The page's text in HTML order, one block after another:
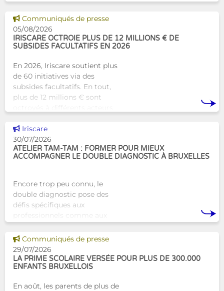
alternative innovante et
humaine aux structures
d’hébergement traditionnel
Voir cette news
Communiqués de presse
05/08/2026
IRISCARE OCTROIE PLUS DE 12 MILLIONS € DE
SUBSIDES FACULTATIFS EN 2026
En 2026, Iriscare soutient plus
de 60 initiatives via des
subsides facultatifs. En tout,
plus de 12 millions € sont
travail au serv
Voir cette news
Iriscare
30/07/2026
ATELIER TAM-TAM : FORMER POUR MIEUX
ACCOMPAGNER LE DOUBLE DIAGNOSTIC À BRUXELLES
Encore trop peu connu, le
double diagnostic pose des
défis spécifiques aux
professionnels comme aux
Tam-Tam apporte une réponse
concrète avec une formation
dest
Voir cette news
Communiqués de presse
29/07/2026
LA PRIME SCOLAIRE VERSÉE POUR PLUS DE 300.000
ENFANTS BRUXELLOIS
En août, les parents de plus de